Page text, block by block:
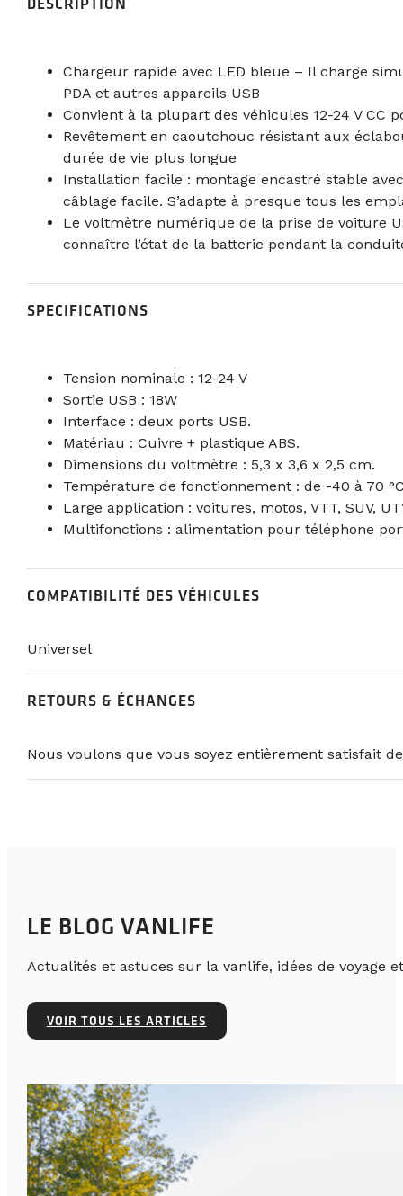
Chargeur rapide avec LED bleue – Il charge
PDA et autres appareils USB
Convient à la plupart des véhicules 12-24 V
Revêtement en caoutchouc résistant aux
durée de vie plus longue
Installation facile : montage encastré stable
câblage facile. S’adapte à presque tous les
Le voltmètre numérique de la prise de voiture
connaître l’état de la batterie pendant la
SPECIFICATIONS
Tension nominale : 12-24 V
Sortie USB : 18W
Interface : deux ports USB.
Matériau : Cuivre + plastique ABS.
Dimensions du voltmètre : 5,3 x 3,6 x 2,5 cm.
Température de fonctionnement : de -40 à 70
Large application : voitures, motos, VTT, SUV,
Multifonctions : alimentation pour téléphone
COMPATIBILITÉ DES VÉHICULES
Universel
RETOURS & ÉCHANGES
Nous voulons que vous soyez entièrement satisfait
LE BLOG VANLIFE
Actualités et astuces sur la vanlife, idées de voyage
VOIR TOUS LES ARTICLES